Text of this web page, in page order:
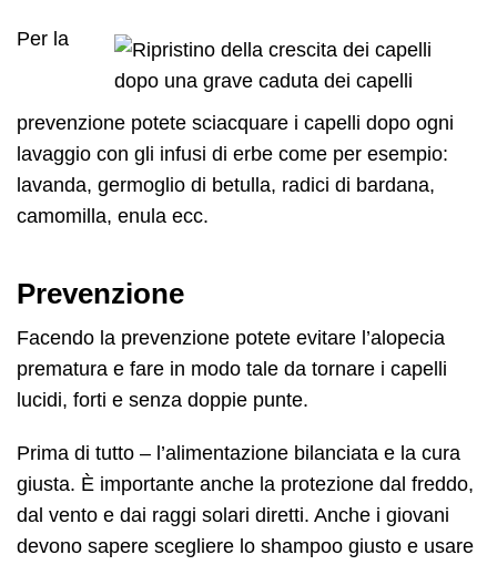
Per la
prevenzione potete sciacquare i capelli dopo ogni
lavaggio con gli infusi di erbe come per esempio:
lavanda, germoglio di betulla, radici di bardana,
camomilla, enula ecc.
Prevenzione
Facendo la prevenzione potete evitare l’alopecia
prematura e fare in modo tale da tornare i capelli
lucidi, forti e senza doppie punte.
Prima di tutto – l’alimentazione bilanciata e la cura
giusta. È importante anche la protezione dal freddo,
dal vento e dai raggi solari diretti. Anche i giovani
devono sapere scegliere lo shampoo giusto e usare